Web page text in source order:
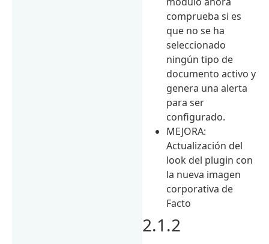
comprueba si es
que no se ha
seleccionado
ningún tipo de
documento activo y
genera una alerta
para ser
configurado.
MEJORA:
Actualización del
look del plugin con
la nueva imagen
corporativa de
Facto
2.1.2